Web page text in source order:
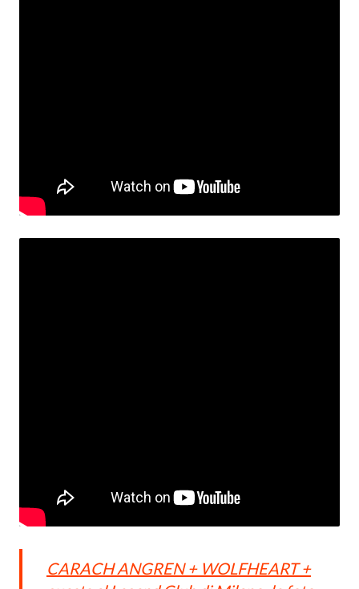
CARACH ANGREN + WOLFHEART +